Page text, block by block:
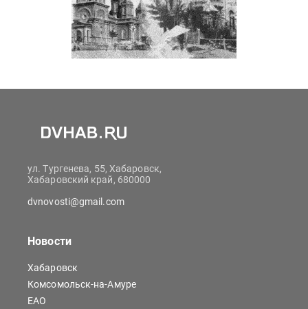
ул. Тургенева, 55, Хабаровск,
Хабаровский край, 680000
dvnovosti@gmail.com
Новости
Хабаровск
Комсомольск-на-Амуре
ЕАО